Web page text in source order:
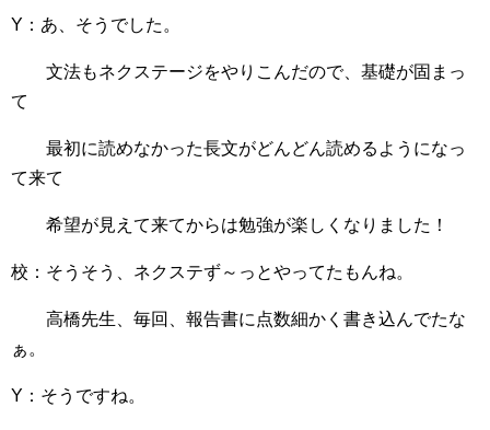
Y：あ、そうでした。
文法もネクステージをやりこんだので、基礎が固まっ
て
最初に読めなかった長文がどんどん読めるようになっ
て来て
希望が見えて来てからは勉強が楽しくなりました！
校：そうそう、ネクステず～っとやってたもんね。
高橋先生、毎回、報告書に点数細かく書き込んでたな
ぁ。
Y：そうですね。